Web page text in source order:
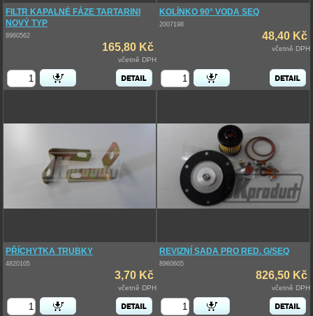
FILTR KAPALNÉ FÁZE TARTARINI
NOVÝ TYP
8960562
165,80 Kč
včetně DPH
KOLÍNKO 90° VODA SEQ
2007198
48,40 Kč
včetně DPH
PŘÍCHYTKA TRUBKY
4820105
3,70 Kč
včetně DPH
REVIZNÍ SADA PRO RED. G/SEQ
8960605
826,50 Kč
včetně DPH